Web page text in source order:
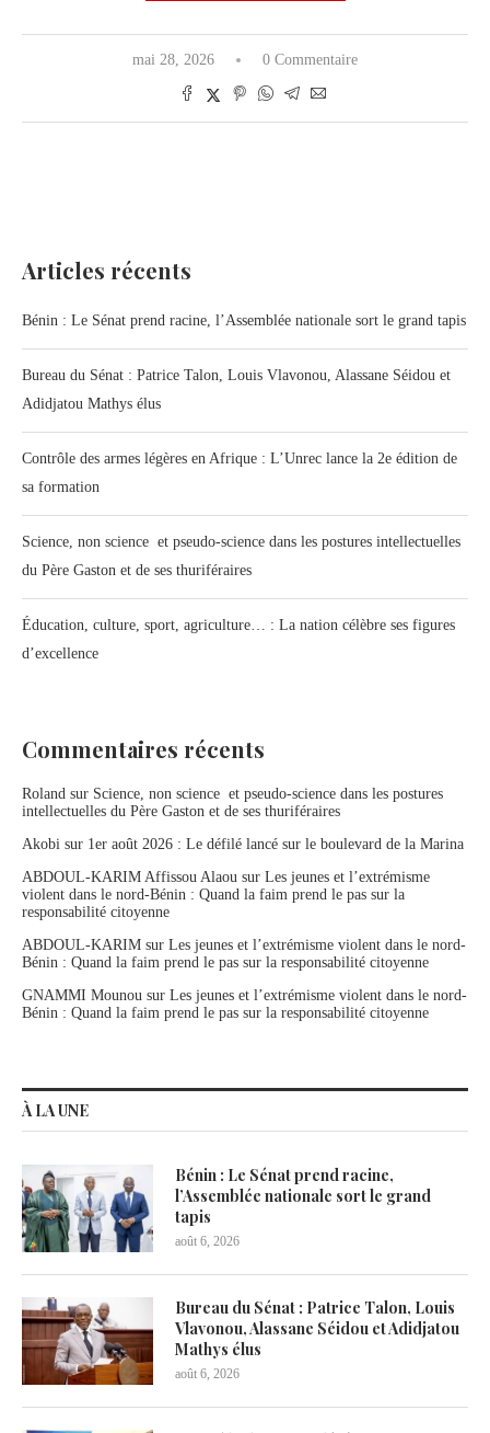
mai 28, 2026 0 Commentaire
Articles récents
Bénin : Le Sénat prend racine, l’Assemblée nationale sort le grand tapis
Bureau du Sénat : Patrice Talon, Louis Vlavonou, Alassane Séidou et
Adidjatou Mathys élus
Contrôle des armes légères en Afrique : L’Unrec lance la 2e édition de
sa formation
Science, non science et pseudo-science dans les postures intellectuelles
du Père Gaston et de ses thuriféraires
Éducation, culture, sport, agriculture… : La nation célèbre ses figures
d’excellence
Commentaires récents
Roland sur Science, non science et pseudo-science dans les postures
intellectuelles du Père Gaston et de ses thuriféraires
Akobi sur 1er août 2026 : Le défilé lancé sur le boulevard de la Marina
ABDOUL-KARIM Affissou Alaou sur Les jeunes et l’extrémisme
violent dans le nord-Bénin : Quand la faim prend le pas sur la
responsabilité citoyenne
ABDOUL-KARIM sur Les jeunes et l’extrémisme violent dans le nord-
Bénin : Quand la faim prend le pas sur la responsabilité citoyenne
GNAMMI Mounou sur Les jeunes et l’extrémisme violent dans le nord-
Bénin : Quand la faim prend le pas sur la responsabilité citoyenne
À LA UNE
Bénin : Le Sénat prend racine,
l’Assemblée nationale sort le grand
tapis
août 6, 2026
Bureau du Sénat : Patrice Talon, Louis
Vlavonou, Alassane Séidou et Adidjatou
Mathys élus
août 6, 2026